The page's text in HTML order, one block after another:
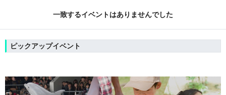
一致するイベントはありませんでした
ピックアップイベント